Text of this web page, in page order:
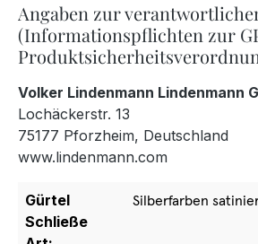
Angaben zur
(Informationspflichten zur
Volker Lindenmann Lindenmann
Lochäckerstr. 13
75177 Pforzheim, Deutschland
www.lindenmann.com
Gürtel
Schließe
Silberfarben